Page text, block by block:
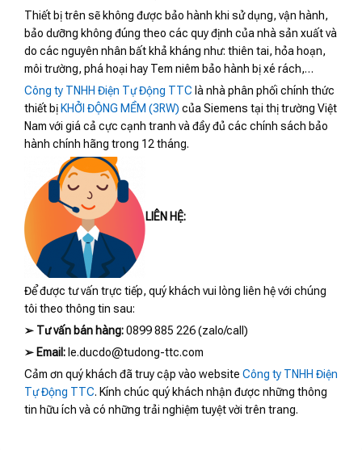
Thiết bị trên sẽ không được bảo hành khi sử dụng, vận hành,
bảo dưỡng không đúng theo các quy định của nhà sản xuất và
do các nguyên nhân bất khả kháng như: thiên tai, hỏa hoạn,
môi trường, phá hoại hay Tem niêm bảo hành bị xé rách,…
Công ty TNHH Điện Tự Động TTC là nhà phân phối chính thức
thiết bị KHỞI ĐỘNG MỀM (3RW) của Siemens tại thị trường Việt
Nam với giá cả cực cạnh tranh và đầy đủ các chính sách bảo
hành chính hãng trong 12 tháng.
LIÊN HỆ:
Để được tư vấn trực tiếp, quý khách vui lòng liên hệ với chúng
tôi theo thông tin sau:
➢ Tư vấn bán hàng:0899 885 226 (zalo/call)
➢ Email: le.ducdo@tudong-ttc.com
Cảm ơn quý khách đã truy cập vào website Công ty TNHH Điện
Tự Động TTC. Kính chúc quý khách nhận được những thông
tin hữu ích và có những trải nghiệm tuyệt vời trên trang.